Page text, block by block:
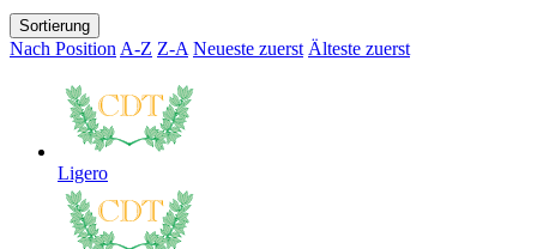
Sortierung
Nach Position A-Z Z-A Neueste zuerst Älteste zuerst
Ligero